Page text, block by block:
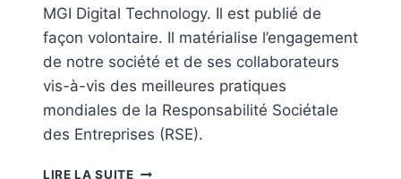
MGI Digital Technology. Il est publié de
façon volontaire. Il matérialise l’engagement
de notre société et de ses collaborateurs
vis-à-vis des meilleures pratiques
mondiales de la Responsabilité Sociétale
des Entreprises (RSE).
LIRE LA SUITEDÉCLARATION